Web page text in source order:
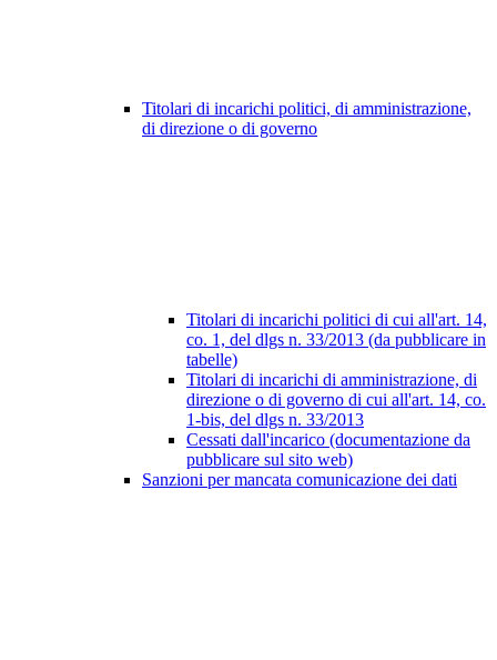
Titolari di incarichi politici, di amministrazione,
di direzione o di governo
Titolari di incarichi politici di cui all'art. 14,
co. 1, del dlgs n. 33/2013 (da pubblicare in
tabelle)
Titolari di incarichi di amministrazione, di
direzione o di governo di cui all'art. 14, co.
1-bis, del dlgs n. 33/2013
Cessati dall'incarico (documentazione da
pubblicare sul sito web)
Sanzioni per mancata comunicazione dei dati